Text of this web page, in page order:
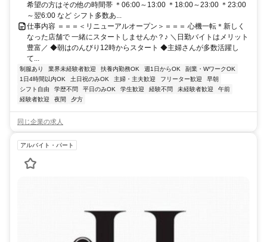
希望の方はその他の時間帯 ＊06:00～13:00 ＊18:00～23:00 ＊23:00
～翌6:00 など シフト多数あ...
仕事内容 ＝＝＝＜リニューアルオープン＞＝＝＝ 心機一転＊新しく
なった店舗で 一緒にスタートしませんか？♪ ＼日勤バイトはメリット
豊富／ ◆朝はのんびり12時からスタート ◆主婦さんが多数活躍し
て...
制服あり 業界未経験者歓迎 扶養内勤務OK 週1日からOK
副業・WワークOK
1日4時間以内OK
土日祝のみOK 主婦・主夫歓迎 フリーター歓迎
早朝
シフト自由
学歴不問 平日のみOK 学生歓迎 経験不問 未経験者歓迎
午前
経験者歓迎
夜間 夕方
同じ企業の求人
アルバイト・パート